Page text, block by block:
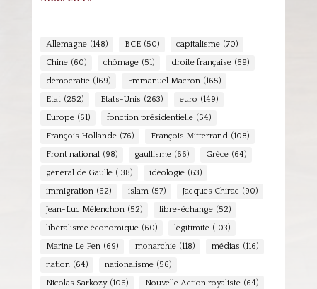
Allemagne (148) BCE (50) capitalisme (70)
Chine (60) chômage (51) droite française (69)
démocratie (169) Emmanuel Macron (165)
Etat (252) Etats-Unis (263) euro (149)
Europe (61) fonction présidentielle (54)
François Hollande (76) François Mitterrand (108)
Front national (98) gaullisme (66) Grèce (64)
général de Gaulle (138) idéologie (63)
immigration (62) islam (57) Jacques Chirac (90)
Jean-Luc Mélenchon (52) libre-échange (52)
libéralisme économique (60) légitimité (103)
Marine Le Pen (69) monarchie (118) médias (116)
nation (64) nationalisme (56)
Nicolas Sarkozy (106) Nouvelle Action royaliste (64)